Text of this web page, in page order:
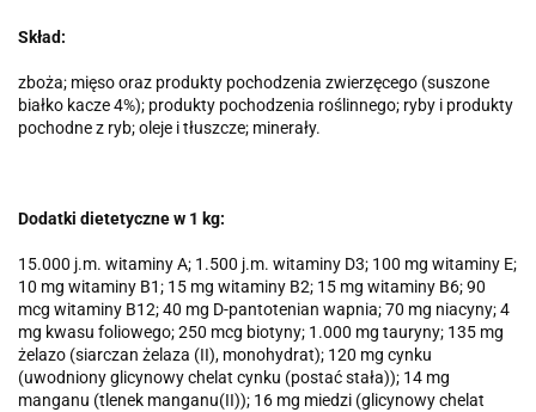
Skład:
zboża; mięso oraz produkty pochodzenia zwierzęcego (suszone
białko kacze 4%); produkty pochodzenia roślinnego; ryby i produkty
pochodne z ryb; oleje i tłuszcze; minerały.
Dodatki dietetyczne w 1 kg:
15.000 j.m. witaminy A; 1.500 j.m. witaminy D3; 100 mg witaminy E;
10 mg witaminy B1; 15 mg witaminy B2; 15 mg witaminy B6; 90
mcg witaminy B12; 40 mg D-pantotenian wapnia; 70 mg niacyny; 4
mg kwasu foliowego; 250 mcg biotyny; 1.000 mg tauryny; 135 mg
żelazo (siarczan żelaza (II), monohydrat); 120 mg cynku
(uwodniony glicynowy chelat cynku (postać stała)); 14 mg
manganu (tlenek manganu(II)); 16 mg miedzi (glicynowy chelat